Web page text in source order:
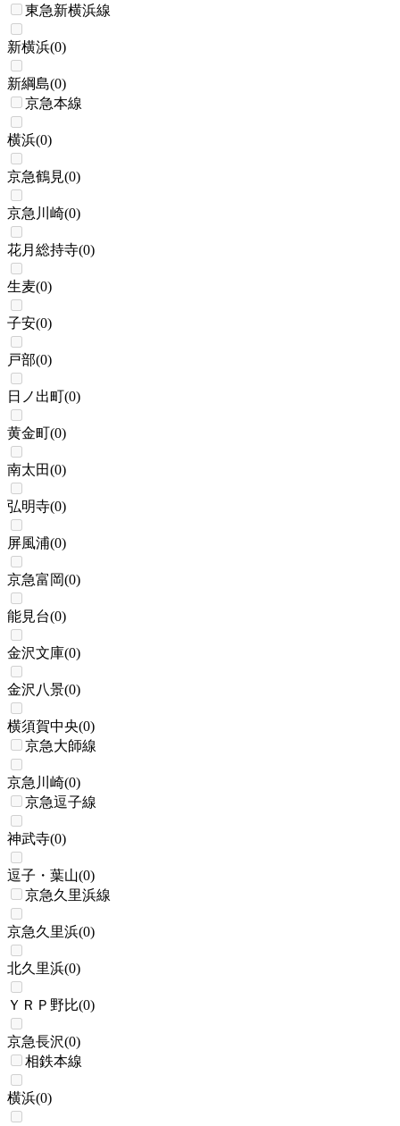
東急新横浜線
新横浜(0)
新綱島(0)
京急本線
横浜(0)
京急鶴見(0)
京急川崎(0)
花月総持寺(0)
生麦(0)
子安(0)
戸部(0)
日ノ出町(0)
黄金町(0)
南太田(0)
弘明寺(0)
屏風浦(0)
京急富岡(0)
能見台(0)
金沢文庫(0)
金沢八景(0)
横須賀中央(0)
京急大師線
京急川崎(0)
京急逗子線
神武寺(0)
逗子・葉山(0)
京急久里浜線
京急久里浜(0)
北久里浜(0)
ＹＲＰ野比(0)
京急長沢(0)
相鉄本線
横浜(0)